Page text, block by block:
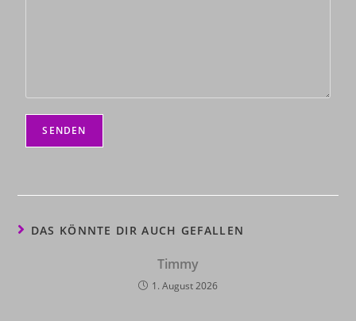
DAS KÖNNTE DIR AUCH GEFALLEN
Timmy
1. August 2026